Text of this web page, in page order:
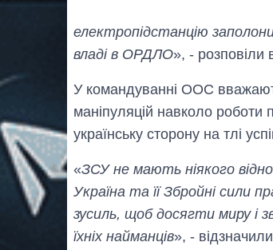
електропідстанцію
владі в ОРДЛО», - розповіли
У командуванні ООС
маніпуляцій навколо роботи
українську сторону на тлі
«ЗСУ не мають ніякого
Україна та її Збройні сили
зусиль, щоб досягти миру і
їхніх найманців», -